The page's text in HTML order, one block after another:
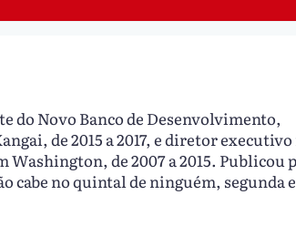
do Novo Banco de Desenvolvimento,
de 2015 a 2017, e diretor
Washington, de 2007 a 2015. Publicou
cabe no quintal de ninguém, segunda